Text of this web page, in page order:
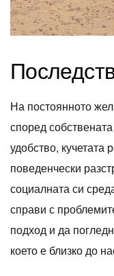
На постоянното
според
удобство, кучетата
поведенчески
социалната си
справи с
подход и да
което е близко до